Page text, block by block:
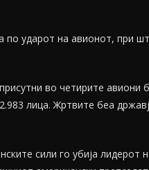
по ударот на авионот, при
во четирите авиони
лица. Жртвите беа
сили го убија лидерот